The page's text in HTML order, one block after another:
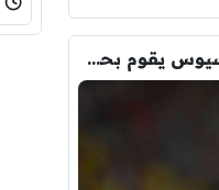
عاجل : “قبل التراجع ” فينيسيوس يقوم بحذف كل صوره مع ريال مدريد